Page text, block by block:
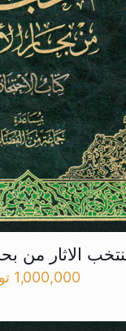
الاثار من بحار
1,000,000